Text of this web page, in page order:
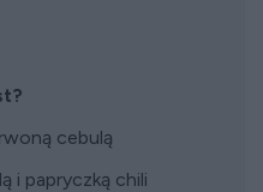
cebulą
i papryczką chili